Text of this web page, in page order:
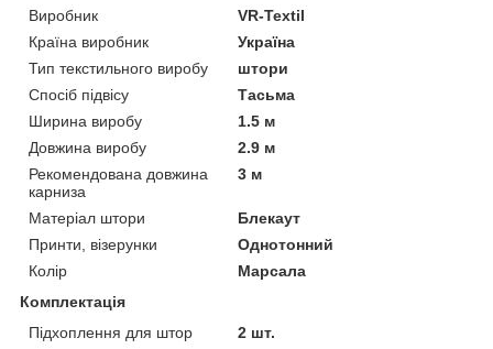
Виробник
VR-Textil
Країна виробник
Україна
Тип текстильного виробу
штори
Спосіб підвісу
Тасьма
Ширина виробу
1.5 м
Довжина виробу
2.9 м
Рекомендована довжина
карниза
3 м
Матеріал штори
Блекаут
Принти, візерунки
Однотонний
Колір
Марсала
Комплектація
Підхоплення для штор
2 шт.